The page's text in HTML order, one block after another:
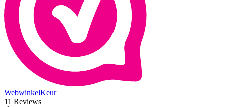
WebwinkelKeur
11 Reviews